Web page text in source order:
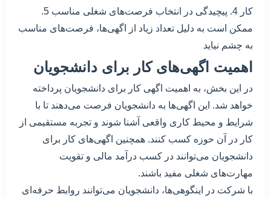
کار 4. پیچیدگی در انتخاب فرصت‌های شغلی مناسب 5.
ممکن است به دلیل تعداد زیاد از اگهی‌ها، فرصت‌های مناسب
به چشم نیاید
اهمیت اگهی‌های کار برای دانشجویان
در این بخش، به اهمیت اگهی‌ کار برای دانشجویان پرداخته
خواهد شد. این اگهی‌ها به دانشجویان فرصت می‌دهند تا با
شرایط و محیط کاری واقعی آشنا شوند و تجربه مستقیمی از
کار در آن حوزه کسب کنند. همچنین اگهی‌های کار برای
دانشجویان می‌توانند در کسب درآمد مالی و تقویت
مهارت‌های شغلی مفید باشند.
با شرکت در اینگوهی‌ها، دانشجویان می‌توانند روابط حرفه‌ای